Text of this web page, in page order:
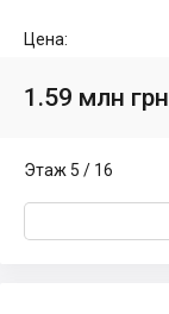
Цена:
1.59 млн грн
Этаж 5 / 16